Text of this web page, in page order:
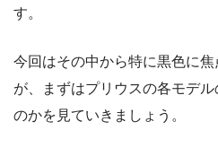
す。
今回はその中から特に黒色に
が、まずはプリウスの各モデ
のかを見ていきましょう。